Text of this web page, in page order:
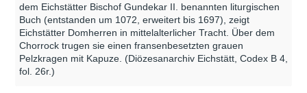
dem Eichstätter Bischof Gundekar II. benannten liturgischen
Buch (entstanden um 1072, erweitert bis 1697), zeigt
Eichstätter Domherren in mittelalterlicher Tracht. Über dem
Chorrock trugen sie einen fransenbesetzten grauen
Pelzkragen mit Kapuze. (Diözesanarchiv Eichstätt, Codex B 4,
fol. 26r.)